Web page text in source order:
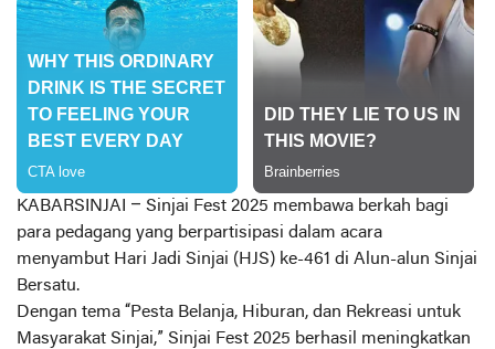
KABARSINJAI – Sinjai Fest 2025 membawa berkah bagi
para pedagang yang berpartisipasi dalam acara
menyambut Hari Jadi Sinjai (HJS) ke-461 di Alun-alun Sinjai
Bersatu.
Dengan tema “Pesta Belanja, Hiburan, dan Rekreasi untuk
Masyarakat Sinjai,” Sinjai Fest 2025 berhasil meningkatkan